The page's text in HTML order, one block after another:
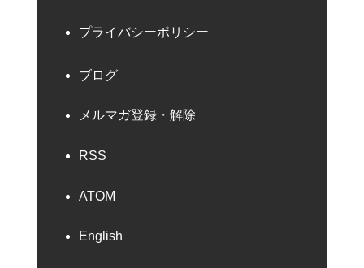
プライバシーポリシー
ブログ
メルマガ登録・解除
RSS
ATOM
English